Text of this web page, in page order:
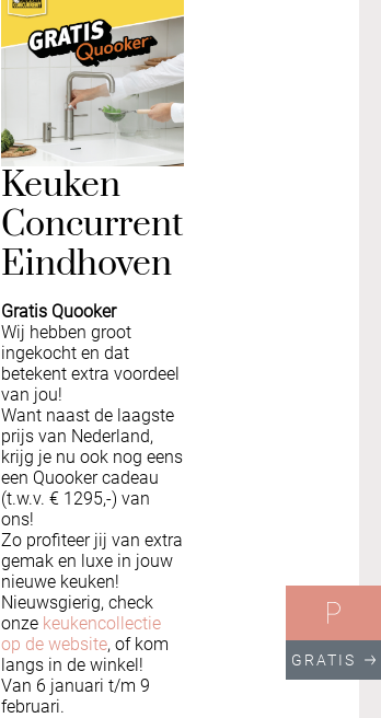
Keuken
Concurrent
Eindhoven
Gratis Quooker
Wij hebben groot
ingekocht en dat
betekent extra voordeel
van jou!
Want naast de laagste
prijs van Nederland,
krijg je nu ook nog eens
een Quooker cadeau
(t.w.v. € 1295,-) van
ons!
Zo profiteer jij van extra
gemak en luxe in jouw
nieuwe keuken!
Nieuwsgierig, check
onze keukencollectie
op de website, of kom
langs in de winkel!
Van 6 januari t/m 9
februari.
GRATIS